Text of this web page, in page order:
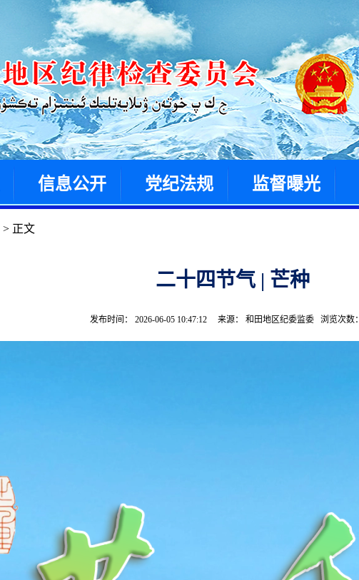
信息公开 党纪法规 监督曝光
> 正文
二十四节气 | 芒种
发布时间： 2026-06-05 10:47:12 来源： 和田地区纪委监委 浏览次数：